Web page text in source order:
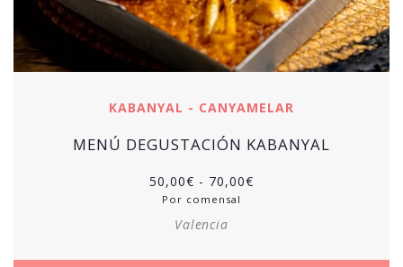
KABANYAL - CANYAMELAR
MENÚ DEGUSTACIÓN KABANYAL
50,00€ - 70,00€Rango
Por comensal
Valencia